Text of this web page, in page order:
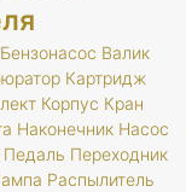
Бензонасос Валик
Картридж
Корпус Кран
Наконечник Насос
Педаль Переходник
Распылитель